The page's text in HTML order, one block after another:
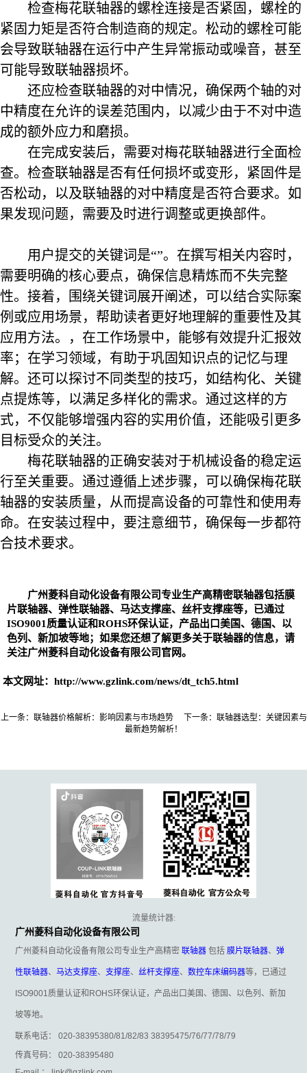
检查梅花联轴器的螺栓连接是否紧固，螺栓的
紧固力矩是否符合制造商的规定。松动的螺栓可能
会导致联轴器在运行中产生异常振动或噪音，甚至
可能导致联轴器损坏。
还应检查联轴器的对中情况，确保两个轴的对
中精度在允许的误差范围内，以减少由于不对中造
成的额外应力和磨损。
在完成安装后，需要对梅花联轴器进行全面检
查。检查联轴器是否有任何损坏或变形，紧固件是
否松动，以及联轴器的对中精度是否符合要求。如
果发现问题，需要及时进行调整或更换部件。
用户提交的关键词是“”。在撰写相关内容时，
需要明确的核心要点，确保信息精炼而不失完整
性。接着，围绕关键词展开阐述，可以结合实际案
例或应用场景，帮助读者更好地理解的重要性及其
应用方法。，在工作场景中，能够有效提升汇报效
率；在学习领域，有助于巩固知识点的记忆与理
解。还可以探讨不同类型的技巧，如结构化、关键
点提炼等，以满足多样化的需求。通过这样的方
式，不仅能够增强内容的实用价值，还能吸引更多
目标受众的关注。
梅花联轴器的正确安装对于机械设备的稳定运
行至关重要。通过遵循上述步骤，可以确保梅花联
轴器的安装质量，从而提高设备的可靠性和使用寿
命。在安装过程中，要注意细节，确保每一步都符
合技术要求。
广州菱科自动化设备有限公司专业生产高精密联轴器包括膜
片联轴器、 弹性联轴器、 马达支撑座、丝杆支撑座等，已通过
ISO9001质量认证和ROHS环保认证，产品出口美国、德国、以
色列、新加坡等地；如果您还想了解更多关于联轴器的信息，请
关注广州菱科自动化设备有限公司官网。
本文网址： http://www.gzlink.com/news/dt_tch5.html
上一条： ​联轴器价格解析：影响因素与市场趋势下一条： ​联轴器选型：关键因素与
最新趋势解析！
流量统计器:
广州菱科自动化设备有限公司
广州菱科自动化设备有限公司专业生产高精密联轴器 包括膜片联轴器、弹
性联轴器、马达支撑座、 支撑座、丝杆支撑座、数控车床编码器等，已通过
ISO9001质量认证和ROHS环保认证，产品出口美国、德国、以色列、新加
坡等地。
联系电话： 020-38395380/81/82/83 38395475/76/77/78/79
传真号码： 020-38395480